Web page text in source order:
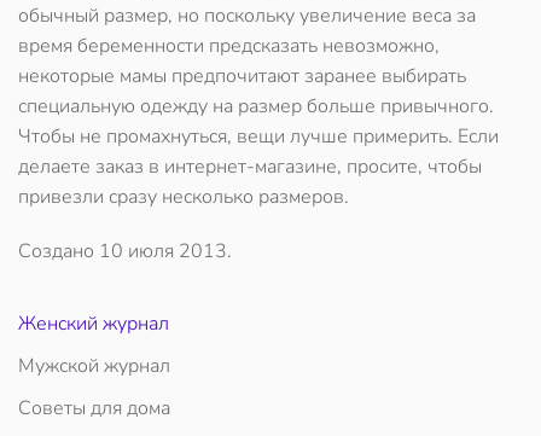
обычный размер, но поскольку увеличение веса за
время беременности предсказать невозможно,
некоторые мамы предпочитают заранее выбирать
специальную одежду на размер больше привычного.
Чтобы не промахнуться, вещи лучше примерить. Если
делаете заказ в интернет-магазине, просите, чтобы
привезли сразу несколько размеров.
Создано 10 июля 2013.
Женский журнал
Мужской журнал
Советы для дома